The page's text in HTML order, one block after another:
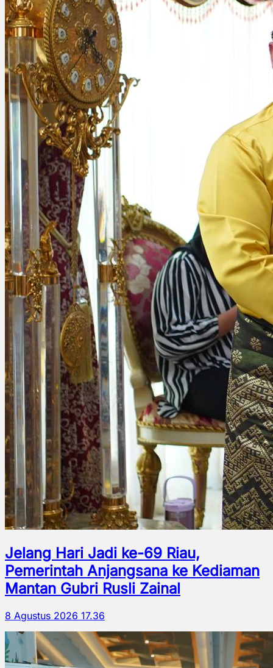
Jelang Hari Jadi ke-69 Riau,
Pemerintah Anjangsana ke Kediaman
Mantan Gubri Rusli Zainal
8 Agustus 2026 17.36